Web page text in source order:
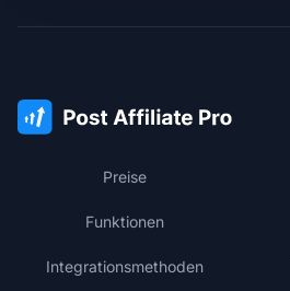
Preise
Funktionen
Integrationsmethoden